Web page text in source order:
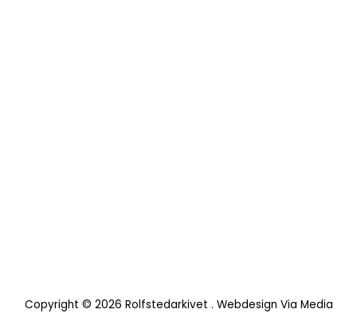
Copyright © 2026 Rolfstedarkivet . Webdesign Via Media